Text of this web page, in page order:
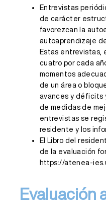
Entrevistas
de carácter
favorezcan la
autoaprendizaje
Estas entrevistas,
cuatro por cada
momentos
de un área o
avances y déficits
de medidas de
entrevistas se
residente y los
El Libro del
de la evaluación
https://atenea-
Evaluación